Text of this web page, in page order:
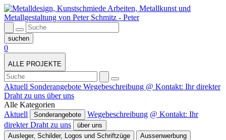
0
ALLE PROJEKTE
Aktuell Sonderangebote Wegebeschreibung @ Kontakt: Ihr direkter
Draht zu uns über uns
Alle Kategorien
Aktuell
Sonderangebote Wegebeschreibung @ Kontakt: Ihr
direkter Draht zu uns
über uns
Ausleger, Schilder, Logos und Schriftzüge
Aussenwerbung